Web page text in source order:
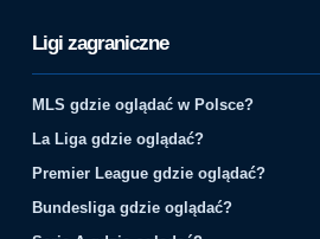
Ligi zagraniczne
MLS gdzie oglądać w Polsce?
La Liga gdzie oglądać?
Premier League gdzie oglądać?
Bundesliga gdzie oglądać?